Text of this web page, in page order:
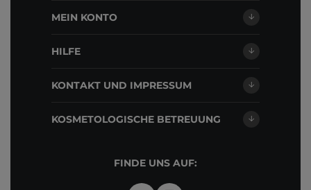
MEIN KONTO
HILFE
KONTAKT UND IMPRESSUM
KOSMETOLOGISCHE BETREUUNG
FINDE UNS AUF: